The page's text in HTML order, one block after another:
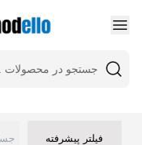
فیلتر پیشرفته